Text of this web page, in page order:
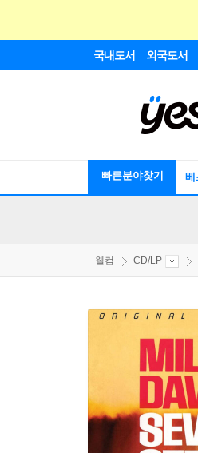
국내도서 외국도서
빠른분야찾기 베
웰컴 CD/LP